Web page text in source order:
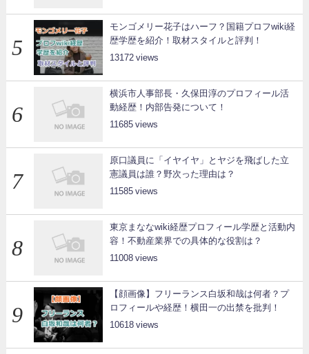
モンゴメリー花子はハーフ？国籍プロフwiki経
歴学歴を紹介！取材スタイルと評判！
13172
横浜市人事部長・久保田淳のプロフィール活
動経歴！内部告発について！
11685
原口議員に「イヤイヤ」とヤジを飛ばした立
憲議員は誰？野次った理由は？
11585
東京まななwiki経歴プロフィール学歴と活動内
容！不動産業界での具体的な役割は？
11008
【顔画像】フリーランス白坂和哉は何者？プ
ロフィールや経歴！横田一の出禁を批判！
10618